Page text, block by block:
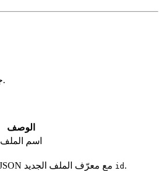
أنشئ ملف Flowstep جديد.
الوصف
اسم الملف
id .